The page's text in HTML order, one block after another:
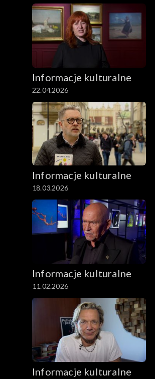
Informacje kulturalne
22.04.2026
Informacje kulturalne
18.03.2026
Informacje kulturalne
11.02.2026
Informacje kulturalne